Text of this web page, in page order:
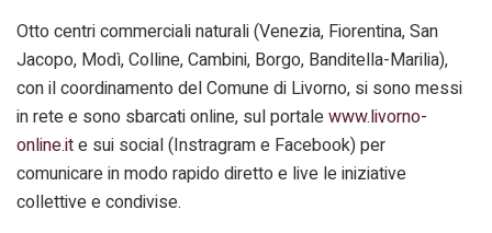
Otto centri commerciali naturali (Venezia, Fiorentina, San
Jacopo, Modì, Colline, Cambini, Borgo, Banditella-Marilia),
con il coordinamento del Comune di Livorno, si sono messi
in rete e sono sbarcati online, sul portalewww.livorno-
online.ite sui social (Instragram e Facebook) per
comunicare in modo rapido diretto e live le iniziative
collettive e condivise.